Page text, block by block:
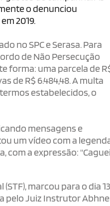
o denunciou
2019.
no SPC e Serasa. Para
de Não Persecução
forma: uma parcela de
de R$ 6.484,48. A multa
estabelecidos, o
mensagens e
um vídeo com a
com a expressão:
marcou para o dia
pelo Juiz Instrutor